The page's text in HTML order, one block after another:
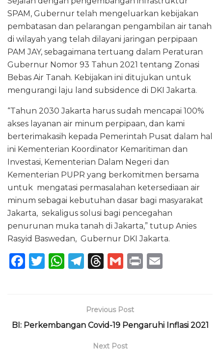
SPAM, Gubernur telah mengeluarkan kebijakan
pembatasan dan pelarangan pengambilan air tanah
di wilayah yang telah dilayani jaringan perpipaan
PAM JAY, sebagaimana tertuang dalam Peraturan
Gubernur Nomor 93 Tahun 2021 tentang Zonasi
Bebas Air Tanah. Kebijakan ini ditujukan untuk
mengurangi laju land subsidence di DKI Jakarta.
“Tahun 2030 Jakarta harus sudah mencapai 100%
akses layanan air minum perpipaan, dan kami
berterimakasih kepada Pemerintah Pusat dalam hal
ini Kementerian Koordinator Kemaritiman dan
Investasi, Kementerian Dalam Negeri dan
Kementerian PUPR yang berkomitmen bersama
untuk mengatasi permasalahan ketersediaan air
minum sebagai kebutuhan dasar bagi masyarakat
Jakarta, sekaligus solusi bagi pencegahan
penurunan muka tanah di Jakarta,” tutup Anies
Rasyid Baswedan, Gubernur DKI Jakarta.
F
b
T
r
W
A
T
g
ra
m
T
a
d
s
G
l
P
Previous Post
BI: Perkembangan Covid-19 Pengaruhi Inflasi 2021
Next Post